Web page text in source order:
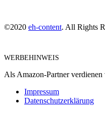
©2020 eh-content. All Rights
WERBEHINWEIS
Als Amazon-Partner
Impressum
Datenschutzerklärung